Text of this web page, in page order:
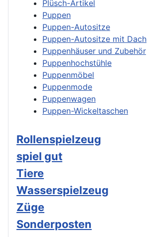
Plüsch-Artikel
Puppen
Puppen-Autositze
Puppen-Autositze mit Dach
Puppenhäuser und Zubehör
Puppenhochstühle
Puppenmöbel
Puppenmode
Puppenwagen
Puppen-Wickeltaschen
Rollenspielzeug
spiel gut
Tiere
Wasserspielzeug
Züge
Sonderposten